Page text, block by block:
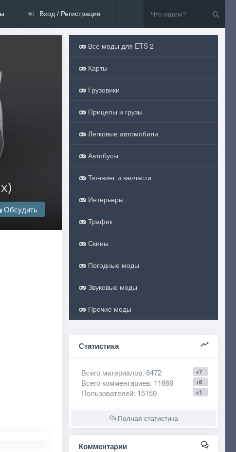
Вход / Регистрация
Обсудить
Все моды для ETS 2
Карты
Грузовики
Прицепы и грузы
Легковые автомобили
Автобусы
Тюннинг и запчасти
Интерьеры
Трафик
Скины
Погодные моды
Звуковые моды
Прочие моды
Статистика
+7
Всего материалов: 8472
+6
Всего комментариев: 11666
+1
Пользователей: 15159
Полная статистика
Комментарии